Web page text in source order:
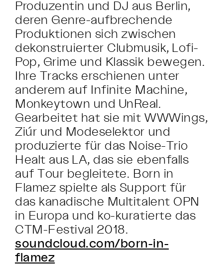
Produzentin und DJ aus Berlin,
deren Genre-aufbrechende
Produktionen sich zwischen
dekonstruierter Clubmusik, Lofi-
Pop, Grime und Klassik bewegen.
Ihre Tracks erschienen unter
anderem auf Infinite Machine,
Monkeytown und UnReal.
Gearbeitet hat sie mit WWWings,
Ziúr und Modeselektor und
produzierte für das Noise-Trio
Healt aus LA, das sie ebenfalls
auf Tour begleitete. Born in
Flamez spielte als Support für
das kanadische Multitalent OPN
in Europa und ko-kuratierte das
CTM-Festival 2018.
soundcloud.com/born-in-
flamez